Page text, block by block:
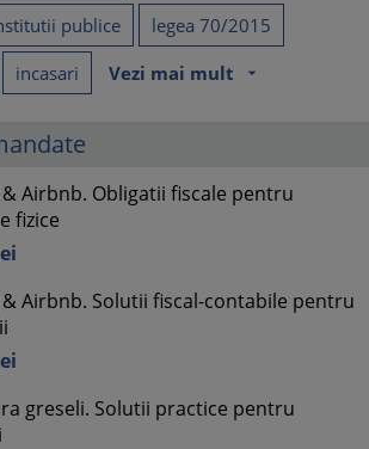
publice
legea 70/2015
incasari Vezi mai mult arrow_drop_down
Airbnb. Obligatii fiscale pentru
fizice
Airbnb. Solutii fiscal-contabile pentru
greseli. Solutii practice pentru